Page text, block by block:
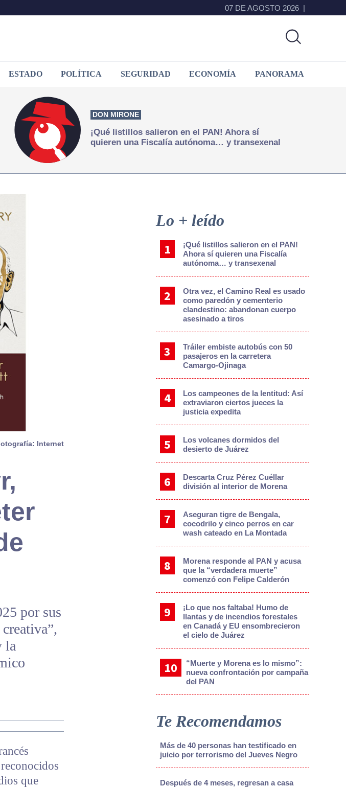
07 DE AGOSTO 2026
ESTADO POLÍTICA SEGURIDAD ECONOMÍA PANORAMA
DON MIRONE
¡Qué listillos salieron en el PAN! Ahora sí
quieren una Fiscalía autónoma… y transexenal
Internet
por sus
la
que
Sidebar
Lo + leído
¡Qué listillos salieron en el PAN!
Ahora sí quieren una Fiscalía
autónoma… y transexenal
Otra vez, el Camino Real es usado
como paredón y cementerio
clandestino: abandonan cuerpo
asesinado a tiros
Tráiler embiste autobús con 50
pasajeros en la carretera
Camargo-Ojinaga
Los campeones de la lentitud: Así
extraviaron ciertos jueces la
justicia expedita
Los volcanes dormidos del
desierto de Juárez
Descarta Cruz Pérez Cuéllar
división al interior de Morena
Aseguran tigre de Bengala,
cocodrilo y cinco perros en car
wash cateado en La Montada
Morena responde al PAN y acusa
que la “verdadera muerte”
comenzó con Felipe Calderón
¡Lo que nos faltaba! Humo de
llantas y de incendios forestales
en Canadá y EU ensombrecieron
el cielo de Juárez
“Muerte y Morena es lo mismo”:
nueva confrontación por campaña
del PAN
Te Recomendamos
Más de 40 personas han testificado en
juicio por terrorismo del Jueves Negro
Después de 4 meses, regresan a casa